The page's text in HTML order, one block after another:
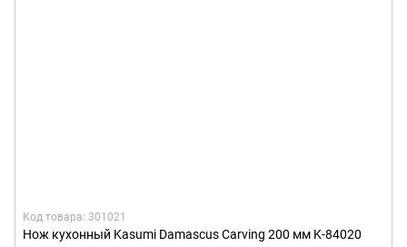
Код товара: 301021
Нож кухонный Kasumi Damascus Carving 200 мм K-84020